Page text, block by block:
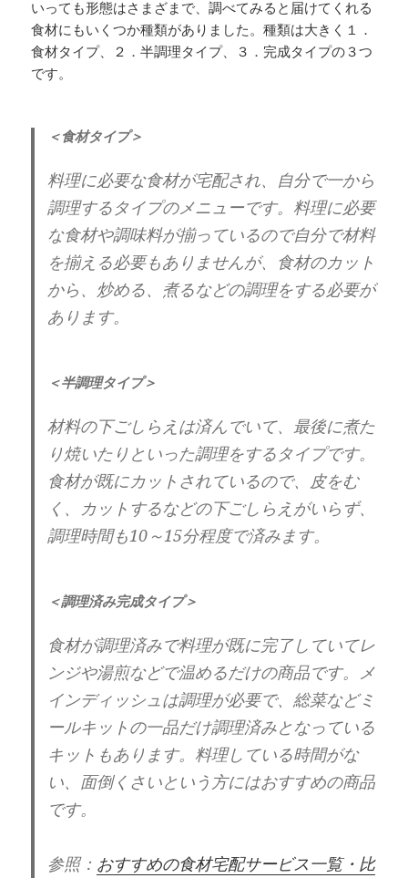
いっても形態はさまざまで、調べてみると届けてくれる
食材にもいくつか種類がありました。種類は大きく１．
食材タイプ、２．半調理タイプ、３．完成タイプの３つ
です。
＜食材タイプ＞
料理に必要な食材が宅配され、自分で一から
調理するタイプのメニューです。料理に必要
な食材や調味料が揃っているので自分で材料
を揃える必要もありませんが、食材のカット
から、炒める、煮るなどの調理をする必要が
あります。
＜半調理タイプ＞
材料の下ごしらえは済んでいて、最後に煮た
り焼いたりといった調理をするタイプです。
食材が既にカットされているので、皮をむ
く、カットするなどの下ごしらえがいらず、
調理時間も10～15分程度で済みます。
＜調理済み完成タイプ＞
食材が調理済みで料理が既に完了していてレ
ンジや湯煎などで温めるだけの商品です。メ
インディッシュは調理が必要で、総菜などミ
ールキットの一品だけ調理済みとなっている
キットもあります。料理している時間がな
い、面倒くさいという方にはおすすめの商品
です。
参照： おすすめの食材宅配サービス一覧・比